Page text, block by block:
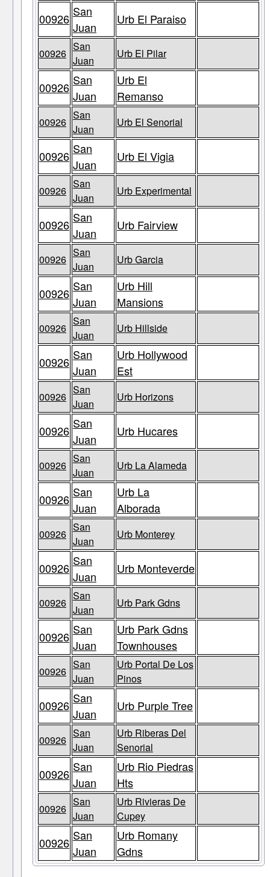
00926 San
Juan
Urb El Paraiso
00926
San
Juan
Urb El Pilar
00926 San
Juan
Urb El
Remanso
00926
San
Juan
Urb El Senorial
00926 San
Juan
Urb El Vigia
00926
San
Juan
Urb Experimental
00926 San
Juan
Urb Fairview
00926
San
Juan
Urb Garcia
00926 San
Juan
Urb Hill
Mansions
00926
San
Juan
Urb Hillside
00926 San
Juan
Urb Hollywood
Est
00926
San
Juan
Urb Horizons
00926 San
Juan
Urb Hucares
00926
San
Juan
Urb La Alameda
00926 San
Juan
Urb La
Alborada
00926
San
Juan
Urb Monterey
00926 San
Juan
Urb Monteverde
00926
San
Juan
Urb Park Gdns
00926 San
Juan
Urb Park Gdns
Townhouses
00926
San
Juan
Urb Portal De Los
Pinos
00926 San
Juan
Urb Purple Tree
00926
San
Juan
Urb Riberas Del
Senorial
00926 San
Juan
Urb Rio Piedras
Hts
00926
San
Juan
Urb Rivieras De
Cupey
00926 San
Juan
Urb Romany
Gdns